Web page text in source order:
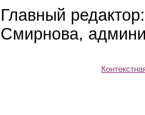
Главный
Смирнова,